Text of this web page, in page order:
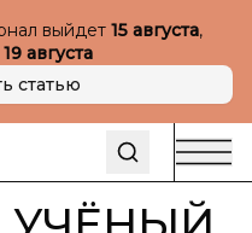
выйдет 15 августа,
19 августа
статью